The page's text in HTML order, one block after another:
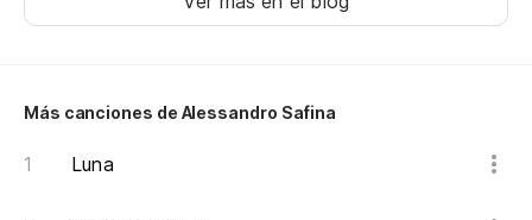
Más canciones de Alessandro Safina
Luna